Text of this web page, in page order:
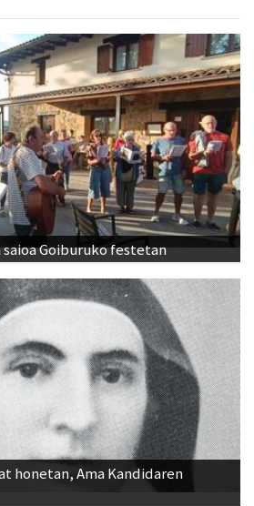
Goiburuko festetan
honetan, Ama Kandidaren